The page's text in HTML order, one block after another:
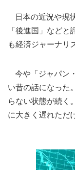
日本の近況や現
「後進国」など
も経済ジャーナリ
今や「ジャパン
い昔の話になった
らない状態が続く
に大きく遅れただ